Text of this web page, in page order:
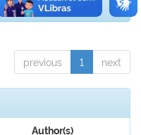
seconds).
previous 1 next
Author(s)